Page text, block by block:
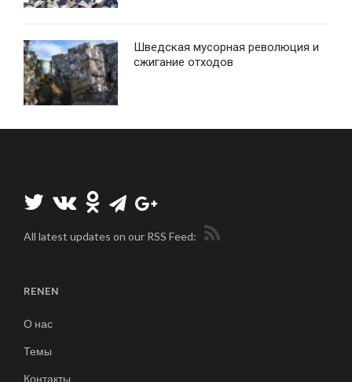
Шведская мусорная революция и
сжигание отходов
All latest updates on our RSS Feed:
RENEN
О нас
Темы
Контакты